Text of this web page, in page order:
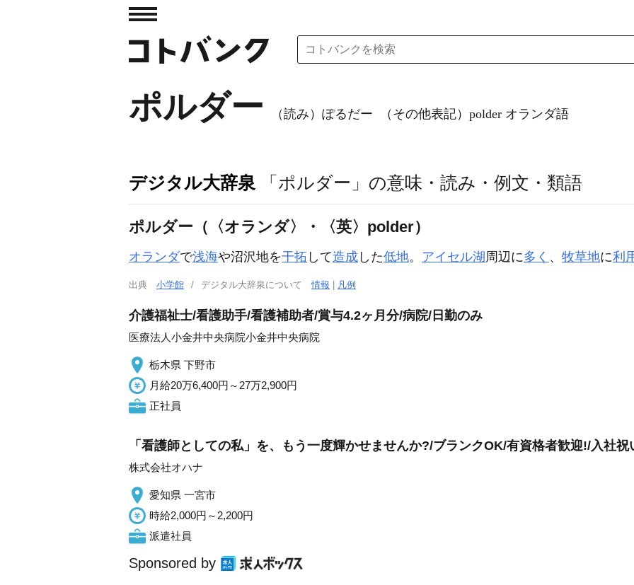
ポルダー （読み）ぽるだー （その他表記）polder オランダ語
デジタル大辞泉 「ポルダー」の意味・読み・例文・類語
ポルダー（〈オランダ〉・〈英〉polder）
オランダで浅海や沼沢地を干拓 して造成 した低地。 アイセル湖 周辺に多く 、 牧草地に利
出典 小学館 デジタル大辞泉について情報 凡例
介護福祉士/看護助手/看護補助者/賞与4.2ヶ月分/病院/日勤のみ
医療法人小金井中央病院小金井中央病院
栃木県 下野市
月給20万6,400円～27万2,900円
正社員
「看護師としての私」を、もう一度輝かせませんか?/ブランクOK/有資格者歓迎!/入社祝
株式会社オハナ
愛知県 一宮市
時給2,000円～2,200円
派遣社員
Sponsored by